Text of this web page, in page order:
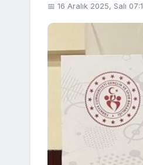
📅 16 Aralık 2025, Salı